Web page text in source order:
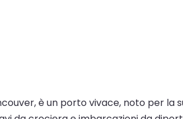
è un porto vivace, noto per la